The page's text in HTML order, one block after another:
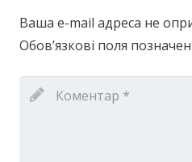
Ваша e-mail адреса не
Обов’язкові поля